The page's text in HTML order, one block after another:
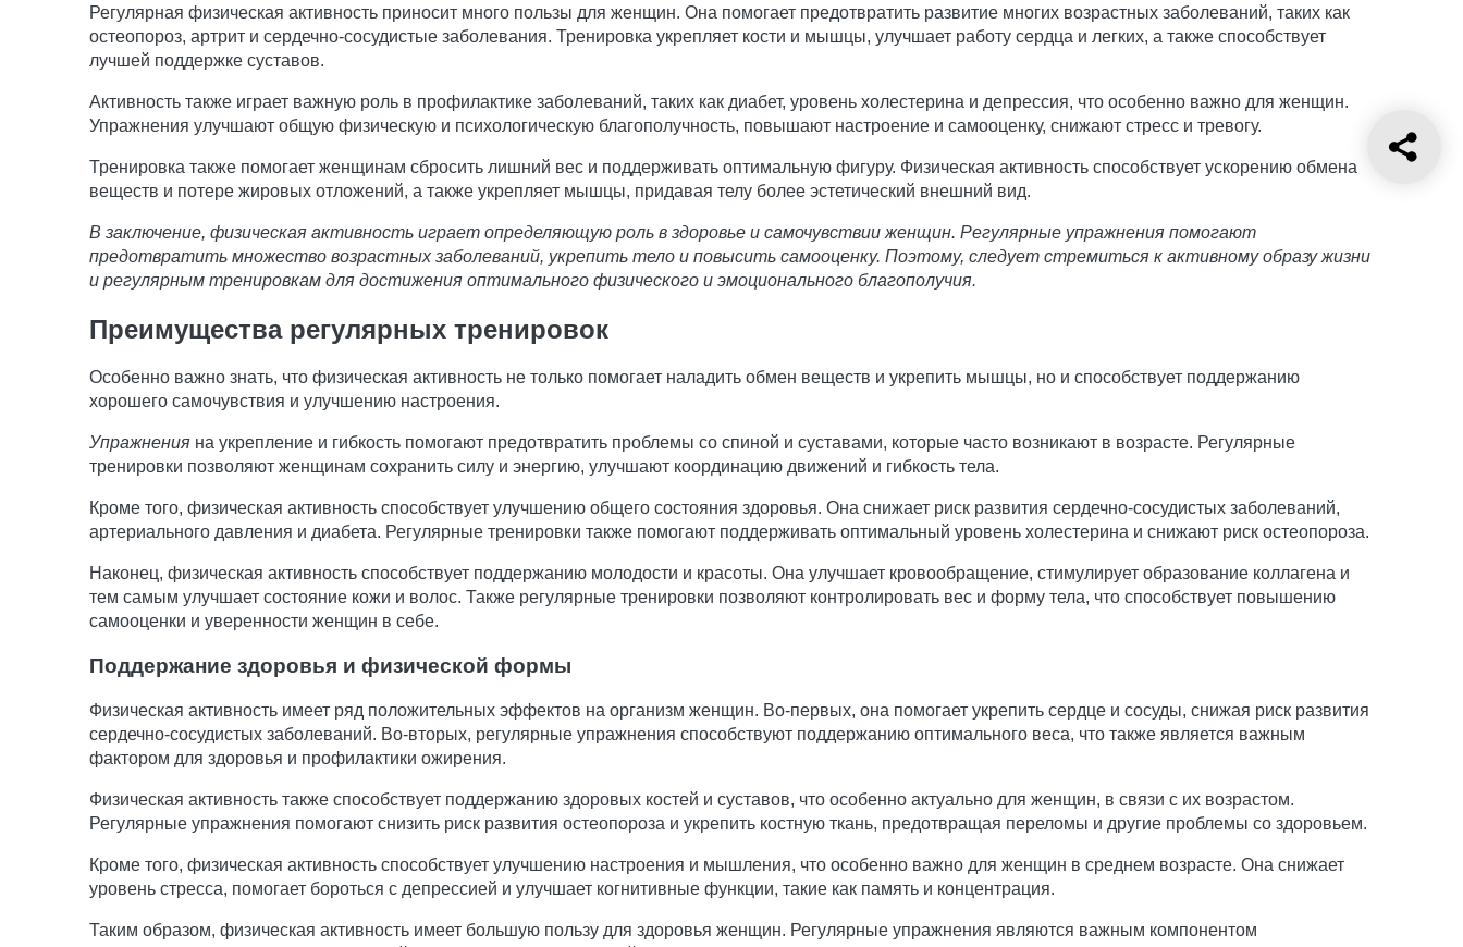
Регулярная физическая активность приносит много пользы для женщин. Она помогает предотвратить развитие многих возрастных заболеваний, таких как
остеопороз, артрит и сердечно-сосудистые заболевания. Тренировка укрепляет кости и мышцы, улучшает работу сердца и легких, а также способствует
лучшей поддержке суставов.
Активность также играет важную роль в профилактике заболеваний, таких как диабет, уровень холестерина и депрессия, что особенно важно для женщин.
Упражнения улучшают общую физическую и психологическую благополучность, повышают настроение и самооценку, снижают стресс и тревогу.
Тренировка также помогает женщинам сбросить лишний вес и поддерживать оптимальную фигуру. Физическая активность способствует ускорению обмена
веществ и потере жировых отложений, а также укрепляет мышцы, придавая телу более эстетический внешний вид.
В заключение, физическая активность играет определяющую роль в здоровье и самочувствии женщин. Регулярные упражнения помогают
предотвратить множество возрастных заболеваний, укрепить тело и повысить самооценку. Поэтому, следует стремиться к активному образу жизни
и регулярным тренировкам для достижения оптимального физического и эмоционального благополучия.
Преимущества регулярных тренировок
Особенно важно знать, что физическая активность не только помогает наладить обмен веществ и укрепить мышцы, но и способствует поддержанию
хорошего самочувствия и улучшению настроения.
Упражнения на укрепление и гибкость помогают предотвратить проблемы со спиной и суставами, которые часто возникают в возрасте. Регулярные
тренировки позволяют женщинам сохранить силу и энергию, улучшают координацию движений и гибкость тела.
Кроме того, физическая активность способствует улучшению общего состояния здоровья. Она снижает риск развития сердечно-сосудистых заболеваний,
артериального давления и диабета. Регулярные тренировки также помогают поддерживать оптимальный уровень холестерина и снижают риск остеопороза.
Наконец, физическая активность способствует поддержанию молодости и красоты. Она улучшает кровообращение, стимулирует образование коллагена и
тем самым улучшает состояние кожи и волос. Также регулярные тренировки позволяют контролировать вес и форму тела, что способствует повышению
самооценки и уверенности женщин в себе.
Поддержание здоровья и физической формы
Физическая активность имеет ряд положительных эффектов на организм женщин. Во-первых, она помогает укрепить сердце и сосуды, снижая риск развития
сердечно-сосудистых заболеваний. Во-вторых, регулярные упражнения способствуют поддержанию оптимального веса, что также является важным
фактором для здоровья и профилактики ожирения.
Физическая активность также способствует поддержанию здоровых костей и суставов, что особенно актуально для женщин, в связи с их возрастом.
Регулярные упражнения помогают снизить риск развития остеопороза и укрепить костную ткань, предотвращая переломы и другие проблемы со здоровьем.
Кроме того, физическая активность способствует улучшению настроения и мышления, что особенно важно для женщин в среднем возрасте. Она снижает
уровень стресса, помогает бороться с депрессией и улучшает когнитивные функции, такие как память и концентрация.
Таким образом, физическая активность имеет большую пользу для здоровья женщин. Регулярные упражнения являются важным компонентом